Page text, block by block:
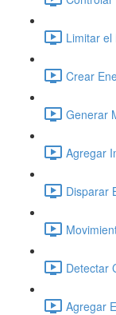
Limitar el
Crear
Generar
Agregar
Disparar
Detectar
Agregar